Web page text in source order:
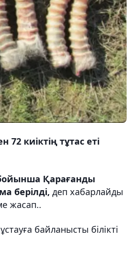
киіктің тұтас еті
бойынша Қарағанды
берілді, деп хабарлайды
жасап..
байланысты білікті